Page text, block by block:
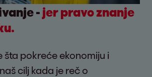
- jer pravo znanje
šta pokreće ekonomiju i
cilj kada je reč o